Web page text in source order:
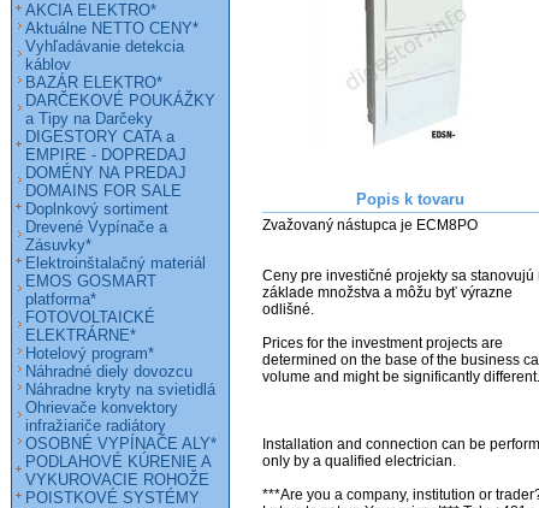
Popis k tovaru
Zvažovaný nástupca je ECM8PO
Ceny pre investičné projekty sa stanovujú
základe množstva a môžu byť výrazne
odlišné.
Prices for the investment projects are
determined on the base of the business
volume and might be significantly
Installation and connection can be
only by a qualified electrician.
***Are you a company, institution or
AKCIA ELEKTRO*
Aktuálne NETTO CENY*
Vyhľadávanie detekcia
káblov
BAZÁR ELEKTRO*
DARČEKOVÉ POUKÁŽKY
a Tipy na Darčeky
DIGESTORY CATA a
EMPIRE - DOPREDAJ
DOMÉNY NA PREDAJ
DOMAINS FOR SALE
Doplnkový sortiment
Drevené Vypínače a
Zásuvky*
Elektroinštalačný materiál
EMOS GOSMART
platforma*
FOTOVOLTAICKÉ
ELEKTRÁRNE*
Hotelový program*
Náhradné diely dovozcu
Náhradne kryty na svietidlá
Ohrievače konvektory
infražiariče radiátory
OSOBNÉ VYPÍNAČE ALY*
PODLAHOVÉ KÚRENIE A
VYKUROVACIE ROHOŽE
POISTKOVÉ SYSTÉMY